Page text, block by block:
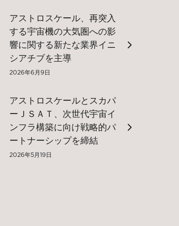
アストロスケール、再突入
する宇宙機の大気圏への影
響に関する新たな業界イニ
シアチブを主導
2026年6月9日
アストロスケールとスカパ
ーＪＳＡＴ、次世代宇宙イ
ンフラ構築に向け戦略的パ
ートナーシップを締結
2026年5月19日